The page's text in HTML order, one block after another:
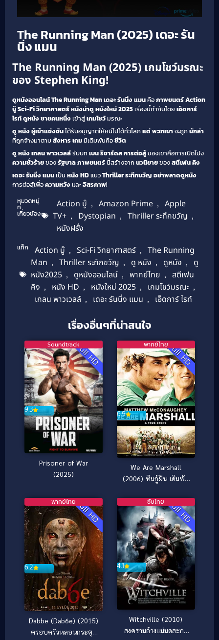
The Running Man (2025) เดอะ รัน
นิ่ง แมน
The Running Man (2025) เกมโชว์มรณะ
ของ Stephen King!
ดูหนังออนไลน์ The Running Man เดอะ รันนิ่ง แมนคือภาพยนตร์ Action
บู๊Sci-Fi วิทยาศาสตร์หนังน่าดูหนังใหม่ 2025เรื่องนี้กำกับโดย เอ็ดการ์
ไรท์ดูหนังชายคนหนึ่งเข้าสู่เกมโชว์มรณะ
ดู หนังผู้เข้าแข่งขันได้รับอนุญาตให้หนีไปได้ทั่วโลกแต่พวกเขาจะถูกนักล่า
ที่ถูกจ้างมาตาม สังหารเกมมีเดิมพันคือชีวิต
ดู หนังเกลน พาวเวลล์รับบท เบน ริชาร์ดสการต่อสู้ของเขาคือการเปิดโปง
ความชั่วร้ายของรัฐบาลภาพยนตร์นี้สร้างจากนวนิยายของสตีเฟน คิง
เดอะ รันนิ่ง แมนเป็น หนัง HDแนวThriller ระทึกขวัญ อย่าพลาดดูหนัง
การต่อสู้เพื่อความหวังและอิสรภาพ!
หมวดหมู่
ที่
เกี่ยวข้อง
Action บู๊ , Amazon Prime ,
Apple
TV+ , Dystopian , Thriller ระทึกขวัญ ,
หนังฝรั่ง
แท็ก Action บู๊ , Sci-Fi วิทยาศาสตร์ ,
The Running
Man , Thriller ระทึกขวัญ , ดู หนัง , ดูหนัง ,
ดู
หนัง2025 , ดูหนังออนไลน์ , พากย์ไทย ,
สตีเฟน
คิง , หนัง HD , หนังใหม่ 2025 , เกมโชว์มรณะ ,
เกลน พาวเวลล์ , เดอะ รันนิ่ง แมน , เอ็ดการ์ ไรท์
เรื่องอื่นๆที่น่าสนใจ
Full HD
9.3
Soundtrack
Prisoner of War
(2025)
Full HD
6.9
พากย์ไทย
We Are Marshall
(2006) ทีมกู้ฝัน เดิมพัน
Full HD
6.2
พากย์ไทย
Dabbe (Dab6e) (2015)
ครอบครัวหลอนกระตุก
Full HD
4.1
ซับไทย
Witchville (2010)
สงครามล้างแม่มดสะกด